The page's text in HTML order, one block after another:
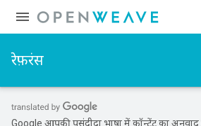
रेफ़रंस
Google आपकी पसंदीदा भाषा में कॉन्टेंट का